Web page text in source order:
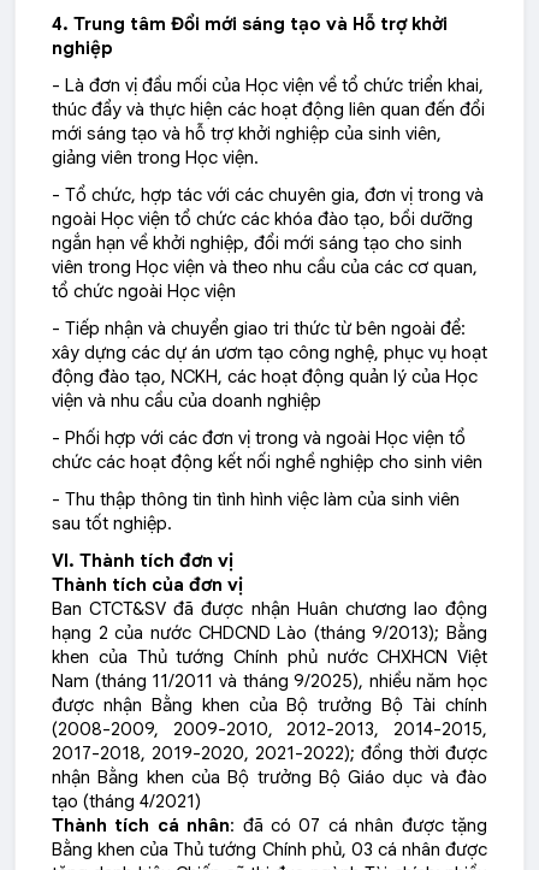
4. Trung tâm Đổi mới sáng tạo và Hỗ trợ khởi
nghiệp
- Là đơn vị đầu mối của Học viện về tổ chức triển khai,
thúc đẩy và thực hiện các hoạt động liên quan đến đổi
mới sáng tạo và hỗ trợ khởi nghiệp của sinh viên,
giảng viên trong Học viện.
- Tổ chức, hợp tác với các chuyên gia, đơn vị trong và
ngoài Học viện tổ chức các khóa đào tạo, bồi dưỡng
ngắn hạn về khởi nghiệp, đổi mới sáng tạo cho sinh
viên trong Học viện và theo nhu cầu của các cơ quan,
tổ chức ngoài Học viện
- Tiếp nhận và chuyển giao tri thức từ bên ngoài để:
xây dựng các dự án ươm tạo công nghệ, phục vụ hoạt
động đào tạo, NCKH, các hoạt động quản lý của Học
viện và nhu cầu của doanh nghiệp
- Phối hợp với các đơn vị trong và ngoài Học viện tổ
chức các hoạt động kết nối nghề nghiệp cho sinh viên
- Thu thập thông tin tình hình việc làm của sinh viên
sau tốt nghiệp.
VI. Thành tích đơn vị
Thành tích của đơn vị
Ban CTCT&SV đã được nhận Huân chương lao động
hạng 2 của nước CHDCND Lào (tháng 9/2013); Bằng
khen của Thủ tướng Chính phủ nước CHXHCN Việt
Nam (tháng 11/2011 và tháng 9/2025), nhiều năm học
được nhận Bằng khen của Bộ trưởng Bộ Tài chính
(2008-2009, 2009-2010, 2012-2013, 2014-2015,
2017-2018, 2019-2020, 2021-2022); đồng thời được
nhận Bằng khen của Bộ trưởng Bộ Giáo dục và đào
tạo (tháng 4/2021)
Thành tích cá nhân: đã có 07 cá nhân được tặng
Bằng khen của Thủ tướng Chính phủ, 03 cá nhân được